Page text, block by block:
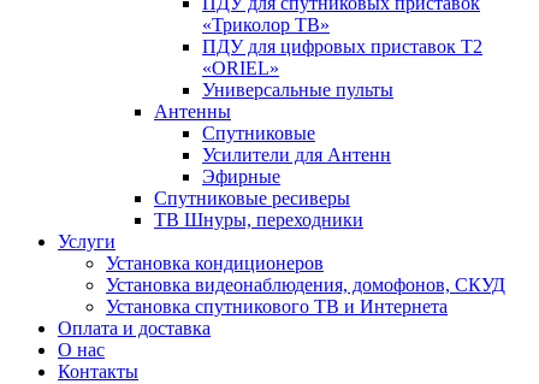
«Триколор ТВ»
ПДУ для цифровых приставок Т2
«ORIEL»
Универсальные пульты
Антенны
Спутниковые
Усилители для Антенн
Эфирные
Спутниковые ресиверы
ТВ Шнуры, переходники
Услуги
Установка кондиционеров
Установка видеонаблюдения, домофонов, СКУД
Установка спутникового ТВ и Интернета
Оплата и доставка
О нас
Контакты